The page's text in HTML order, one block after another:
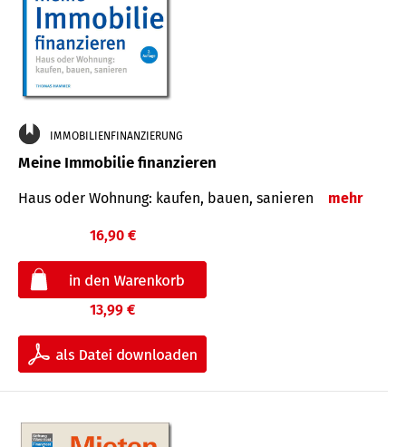
IMMOBILIENFINANZIERUNG
Meine Immobilie finanzieren
Haus oder Wohnung: kaufen, bauen, sanieren mehr
16,90 €
13,99 €